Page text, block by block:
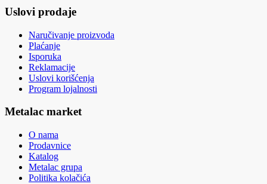
Uslovi prodaje
Naručivanje proizvoda
Plaćanje
Isporuka
Reklamacije
Uslovi korišćenja
Program lojalnosti
Metalac market
O nama
Prodavnice
Katalog
Metalac grupa
Politika kolačića